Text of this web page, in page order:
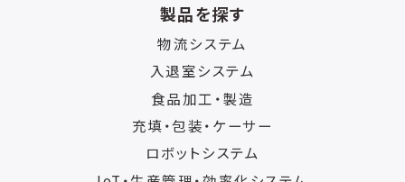
製品を探す
物流システム
入退室システム
食品加工・製造
充填・包装・ケーサー
ロボットシステム